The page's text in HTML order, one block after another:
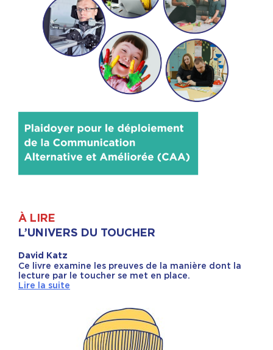
À LIRE
L’UNIVERS DU TOUCHER
David Katz
Ce livre examine les preuves de la manière dont la
lecture par le toucher se met en place.
Lire la suite